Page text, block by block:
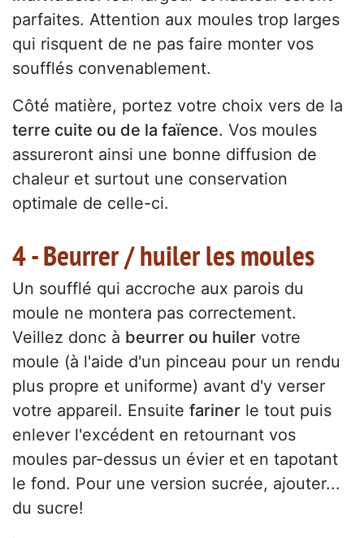
parfaites. Attention aux moules trop larges
qui risquent de ne pas faire monter vos
soufflés convenablement.
Côté matière, portez votre choix vers de la
terre cuite ou de la faïence. Vos moules
assureront ainsi une bonne diffusion de
chaleur et surtout une conservation
optimale de celle-ci.
4 - Beurrer / huiler les moules
Un soufflé qui accroche aux parois du
moule ne montera pas correctement.
Veillez donc à beurrer ou huiler votre
moule (à l'aide d'un pinceau pour un rendu
plus propre et uniforme) avant d'y verser
votre appareil. Ensuite fariner le tout puis
enlever l'excédent en retournant vos
moules par-dessus un évier et en tapotant
le fond. Pour une version sucrée, ajouter...
du sucre!